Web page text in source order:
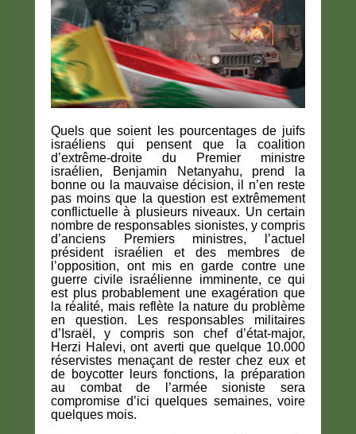
Quels que soient les pourcentages de juifs
israéliens qui pensent que la coalition
d’extrême-droite du Premier ministre
israélien, Benjamin Netanyahu, prend la
bonne ou la mauvaise décision, il n’en reste
pas moins que la question est extrêmement
conflictuelle à plusieurs niveaux. Un certain
nombre de responsables sionistes, y compris
d’anciens Premiers ministres, l’actuel
président israélien et des membres de
l’opposition, ont mis en garde contre une
guerre civile israélienne imminente, ce qui
est plus probablement une exagération que
la réalité, mais reflète la nature du problème
en question. Les responsables militaires
d’Israël, y compris son chef d’état-major,
Herzi Halevi, ont averti que quelque 10.000
réservistes menaçant de rester chez eux et
de boycotter leurs fonctions, la préparation
au combat de l’armée sioniste sera
compromise d’ici quelques semaines, voire
quelques mois.